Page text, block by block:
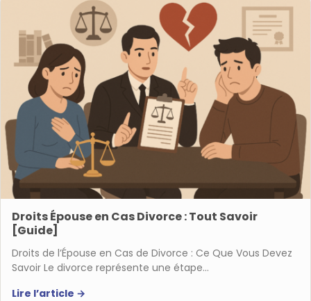
Droits Épouse en Cas Divorce : Tout Savoir
[Guide]
Droits de l’Épouse en Cas de Divorce : Ce Que Vous Devez
Savoir Le divorce représente une étape…
Lire l’article →